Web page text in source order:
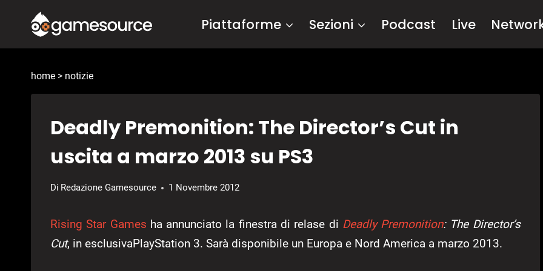
contenuto
Piattaforme Sezioni Podcast Live
home > notizie
Deadly Premonition: The Director’s Cut in
uscita a marzo 2013 su PS3
Di Redazione Gamesource 1 Novembre 2012
Rising Star Games ha annunciato la finestra di relase di Deadly Premonition: The Director’s
Cut, in esclusivaPlayStation 3. Sarà disponibile un Europa e Nord America a marzo 2013.